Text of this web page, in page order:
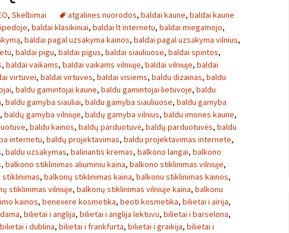
, Skelbimai atgalines nuorodos, baldai kaune, baldai kaune
, baldai klasikiniai, baldai lt internetu, baldai miegamojo,
, baldai pagal uzsakyma kainos, baldai pagal uzsakyma vilnius,
, baldai pigu, baldai pigus, baldai siauliuose, baldai spintos,
, baldai vaikams, baldai vaikams vilniuje, baldai vilniuje, baldai
virtuvei, baldai virtuves, baldai visiems, baldu dizainas, baldu
, baldu gamintojai kaune, baldu gamintojai lietuvoje, baldu
, baldu gamyba siauliai, baldu gamyba siauliuose, baldu gamyba
, baldų gamyba vilniuje, baldų gamyba vilnius, baldu imones kaune,
, baldu kainos, baldų parduotuvė, baldų parduotuvės, baldu
internetu, baldų projektavimas, baldu projektavimas internete,
, baldu uzsakymas, balinantis kremas, balkono langai, balkono
, balkono stiklinimas aliuminiu kaina, balkono stiklinimas vilniuje,
stiklinimas, balkonų stiklinimas kaina, balkonu stiklinimas kainos,
stiklinimas vilniuje, balkonų stiklinimas vilniuje kaina, balkonu
kainos, benexere kosmetika, beoti kosmetika, bilietai i airija,
, bilietai i anglija, bilietai i anglija lektuvu, bilietai i barselona,
bilietai i dublina, bilietai i frankfurta, bilietai i graikija, bilietai i